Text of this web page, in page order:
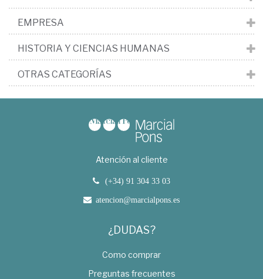
EMPRESA
HISTORIA Y CIENCIAS HUMANAS
OTRAS CATEGORÍAS
Atención al cliente
(+34) 91 304 33 03
atencion@marcialpons.es
¿DUDAS?
Como comprar
Preguntas frecuentes